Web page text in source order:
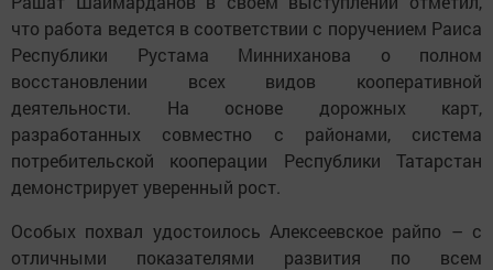
что работа ведется в соответствии с поручением Раиса
Республики Рустама Минниханова о полном
восстановлении всех видов кооперативной
деятельности. На основе дорожных карт,
разработанных совместно с районами, система
потребительской кооперации Республики Татарстан
демонстрирует уверенный рост.
Особых похвал удостоилось Алексеевское райпо – с
отличными показателями развития по всем